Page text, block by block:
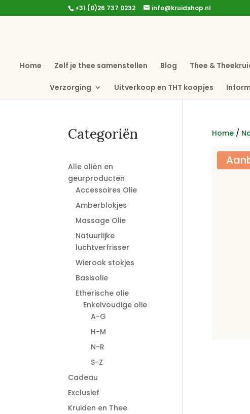
+31 (0)26 737 0232 info@kruidshop.nl
Home Zelf je thee samenstellen Blog Thee &
Verzorging Uitverkoop en THT koopjes
Home/
Categoriën
Alle oliën en
geurproducten
Accessoires Olie
Amberblokjes
Massage Olie
Natuurlijke
luchtverfrisser
Wierook stokjes
Basisolie
Etherische olie
Enkelvoudige olie
A-G
H-M
N-R
S-Z
Cadeau
Exclusief
Kruiden en Thee